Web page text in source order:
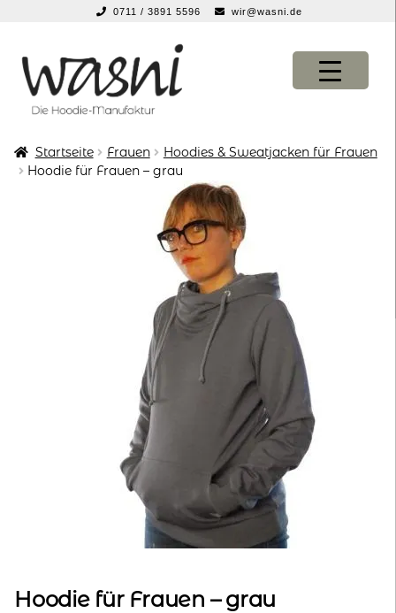
0711 / 3891 5596 wir@wasni.de
Navigation
springen
Inhalt
springen
KONFIGURATOR
KONFIGURATOR
Startseite Frauen
Hoodies & Sweatjacken für Frauen
Hoodie für Frauen – grau
Hoodie für Frauen – grau